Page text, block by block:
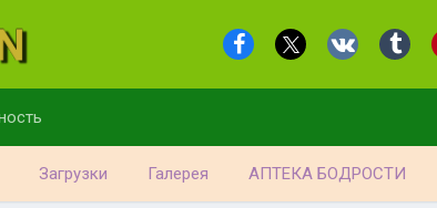
Загрузки Галерея АПТЕКА БОДРОСТИ